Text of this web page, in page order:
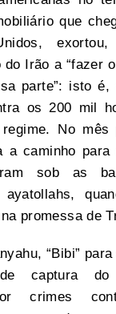
que
Irão a “fazer
parte”: isto é,
os 200 mil
No mês
a caminho
sob as
promessa de
“Bibi”
captura do
crimes